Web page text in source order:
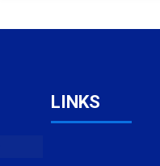
LINKS